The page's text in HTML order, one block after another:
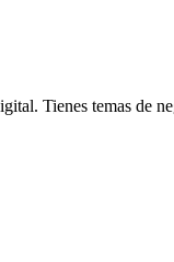
Tienes temas